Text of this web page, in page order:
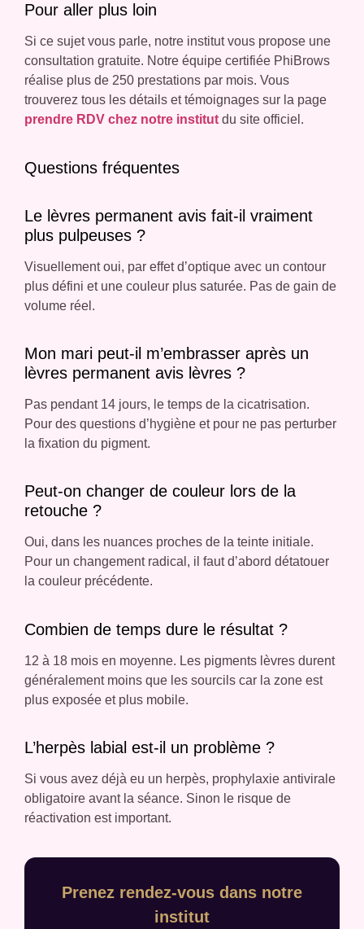
Pour aller plus loin
Si ce sujet vous parle, notre institut vous propose une
consultation gratuite. Notre équipe certifiée PhiBrows
réalise plus de 250 prestations par mois. Vous
trouverez tous les détails et témoignages sur la page
prendre RDV chez notre institut du site officiel.
Questions fréquentes
Le lèvres permanent avis fait-il vraiment
plus pulpeuses ?
Visuellement oui, par effet d’optique avec un contour
plus défini et une couleur plus saturée. Pas de gain de
volume réel.
Mon mari peut-il m’embrasser après un
lèvres permanent avis lèvres ?
Pas pendant 14 jours, le temps de la cicatrisation.
Pour des questions d’hygiène et pour ne pas perturber
la fixation du pigment.
Peut-on changer de couleur lors de la
retouche ?
Oui, dans les nuances proches de la teinte initiale.
Pour un changement radical, il faut d’abord détatouer
la couleur précédente.
Combien de temps dure le résultat ?
12 à 18 mois en moyenne. Les pigments lèvres durent
généralement moins que les sourcils car la zone est
plus exposée et plus mobile.
L’herpès labial est-il un problème ?
Si vous avez déjà eu un herpès, prophylaxie antivirale
obligatoire avant la séance. Sinon le risque de
réactivation est important.
Prenez rendez-vous dans notre
institut